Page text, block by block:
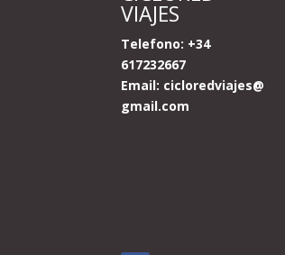
VIAJES
Telefono: +34
617232667
Email: cicloredviajes@
gmail.com